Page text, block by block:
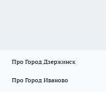
Про Город Дзержинск
Про Город Иваново